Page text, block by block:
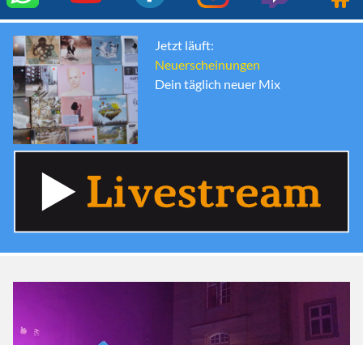
Jetzt läuft:
Neuerscheinungen
Dein täglich neuer Mix